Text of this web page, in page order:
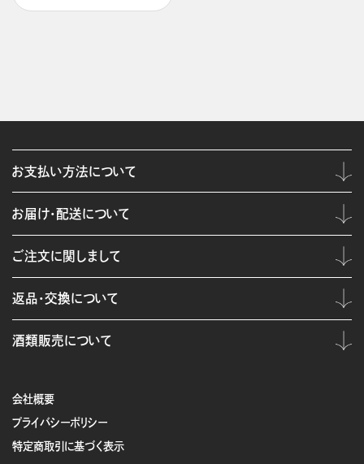
会社概要
プライバシーポリシー
特定商取引に基づく表示
お支払い方法について
お届け・配送について
ご注文に関しまして
返品・交換について
酒類販売について